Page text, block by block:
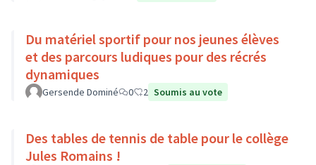
Du matériel sportif pour nos jeunes élèves
et des parcours ludiques pour des récrés
dynamiques
Gersende Dominé 0 2 Soumis au vote
Des tables de tennis de table pour le collège
Jules Romains !